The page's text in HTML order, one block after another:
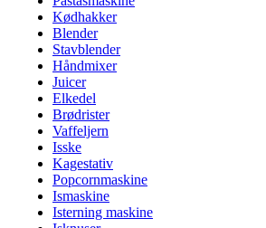
Kødhakker
Blender
Stavblender
Håndmixer
Juicer
Elkedel
Brødrister
Vaffeljern
Isske
Kagestativ
Popcornmaskine
Ismaskine
Isterning maskine